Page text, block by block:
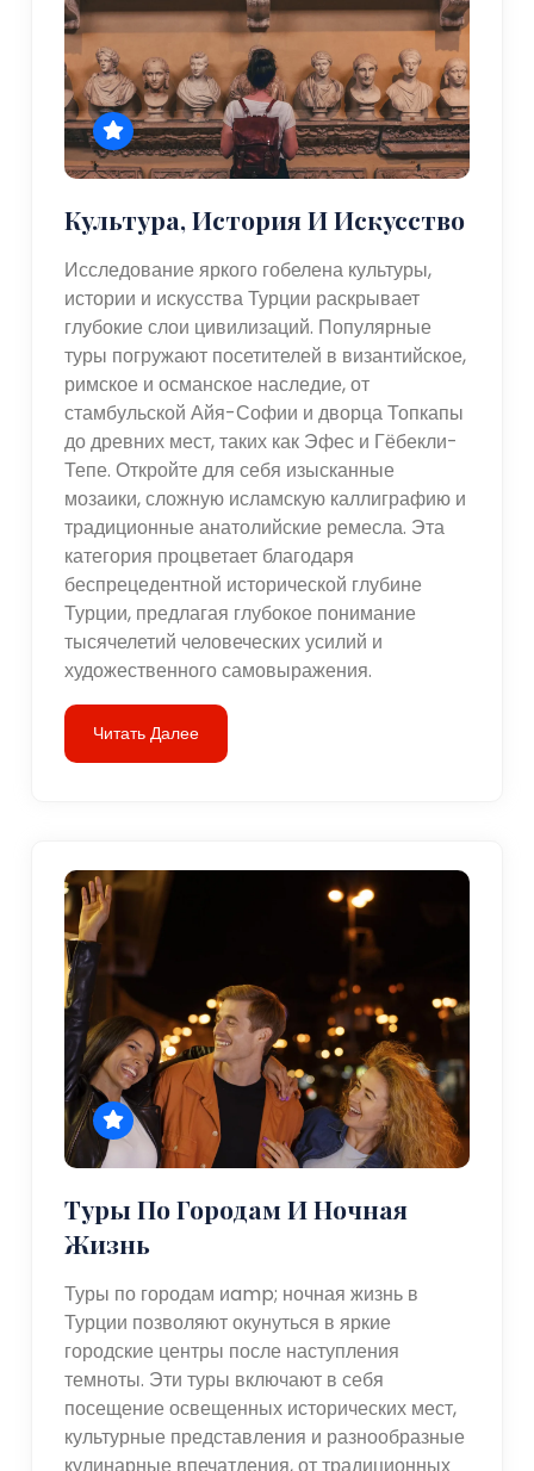
Культура, История И Искусство
Исследование яркого гобелена культуры,
истории и искусства Турции раскрывает
глубокие слои цивилизаций. Популярные
туры погружают посетителей в византийское,
римское и османское наследие, от
стамбульской Айя-Софии и дворца Топкапы
до древних мест, таких как Эфес и Гёбекли-
Тепе. Откройте для себя изысканные
мозаики, сложную исламскую каллиграфию и
традиционные анатолийские ремесла. Эта
категория процветает благодаря
беспрецедентной исторической глубине
Турции, предлагая глубокое понимание
тысячелетий человеческих усилий и
художественного самовыражения.
Читать Далее
Туры По Городам И Ночная
Жизнь
Туры по городам иamp; ночная жизнь в
Турции позволяют окунуться в яркие
городские центры после наступления
темноты. Эти туры включают в себя
посещение освещенных исторических мест,
культурные представления и разнообразные